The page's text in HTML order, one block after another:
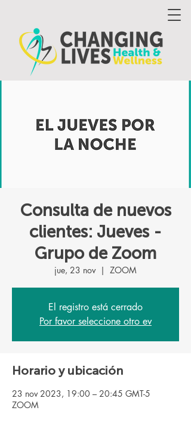
Consulta de nuevos
clientes: Jueves -
Grupo de Zoom
jue, 23 nov
  |
ZOOM
El registro está cerrado
Por favor seleccione otro ev
Horario y ubicación
23 nov 2023, 19:00 – 20:45 GMT-5
ZOOM